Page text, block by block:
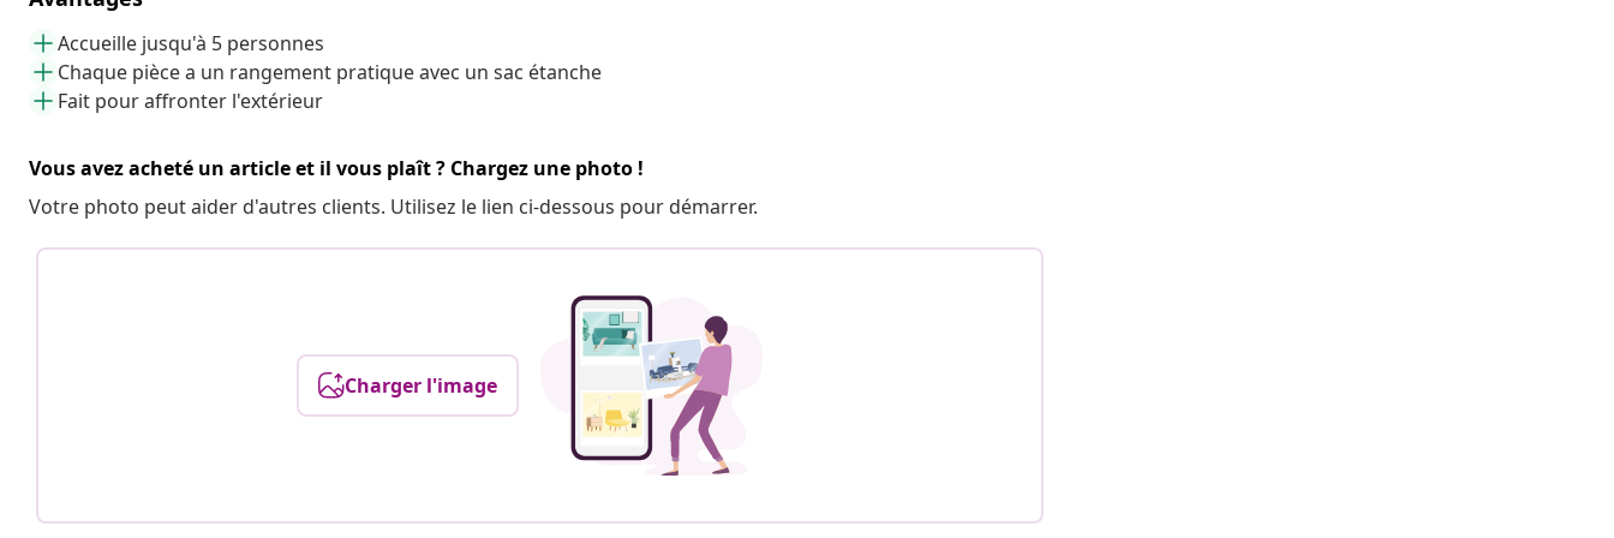
Accueille jusqu'à 5 personnes
Chaque pièce a un rangement pratique avec un sac étanche
Fait pour affronter l'extérieur
Vous avez acheté un article et il vous plaît ? Chargez une photo !
Votre photo peut aider d'autres clients. Utilisez le lien ci-dessous pour démarrer.
Charger l'image